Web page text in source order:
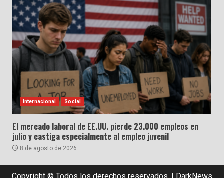
Internacional Social
El mercado laboral de EE.UU. pierde 23.000 empleos en
julio y castiga especialmente al empleo juvenil
8 de agosto de 2026